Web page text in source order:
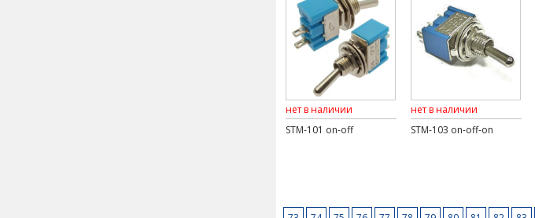
нет в наличии
STM-101 on-off
нет в наличии
STM-103 on-off-on